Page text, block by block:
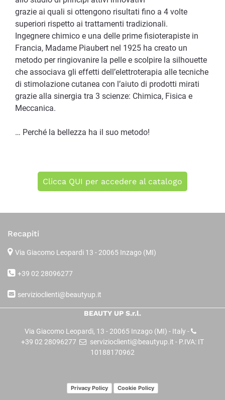
grazie ai quali si ottengono risultati fino a 4 volte
superiori rispetto ai trattamenti tradizionali.
Ingegnere chimico e una delle prime fisioterapiste in
Francia, Madame Piaubert nel 1925 ha creato un
metodo per ringiovanire la pelle e scolpire la silhouette
che associava gli effetti dell’elettroterapia alle tecniche
di stimolazione cutanea con l’aiuto di prodotti mirati
grazie alla sinergia tra 3 scienze: Chimica, Fisica e
Meccanica.
… Perché la bellezza ha il suo metodo!
Clicca QUI per accedere al catalogo
Recapiti
Via Giacomo Leopardi 13 - 20065 Inzago (MI)
+39 02 28096277
servizioclienti@beautyup.it
BEAUTY UP S.r.l.
Via Giacomo Leopardi, 13 - 20065 Inzago (MI) - Italy -
+39 02 28096277
servizioclienti@beautyup.it - P.IVA: IT
10188170962
Privacy Policy Cookie Policy